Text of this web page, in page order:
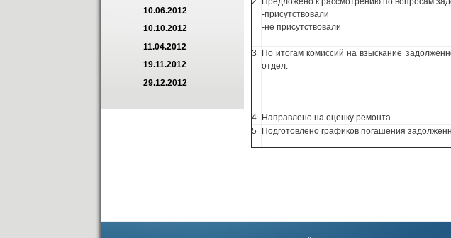
10.06.2012
10.10.2012
11.04.2012
19.11.2012
29.12.2012
-присутствовали
-не присутствовали
3
По итогам комиссий на взыскание
отдел:
4 Направлено на оценку ремонта
5
Подготовлено графиков погашения